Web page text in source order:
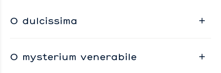
O dulcissima
O mysterium venerabile